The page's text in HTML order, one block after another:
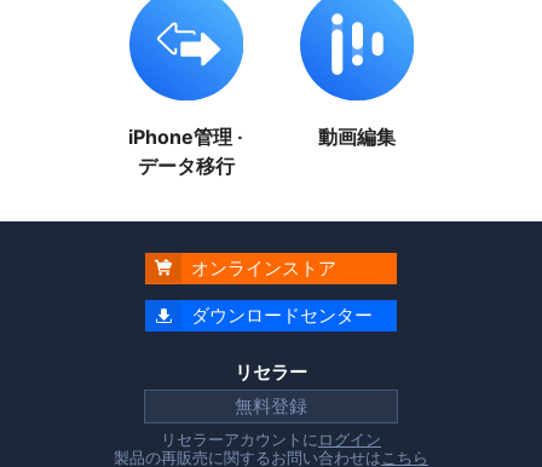
iPhone管理 ·
データ移行
動画編集
 オンラインストア
 ダウンロードセンター
リセラー
無料登録
リセラーアカウントにログイン
製品の再販売に関するお問い合わせはこちら